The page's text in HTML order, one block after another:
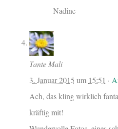
Nadine
Tante Mali
3. Januar 2015 um 15:51 ·
Ach, das kling wirklich
kräftig mit!